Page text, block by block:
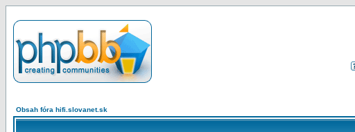
Obsah fóra hifi.slovanet.sk